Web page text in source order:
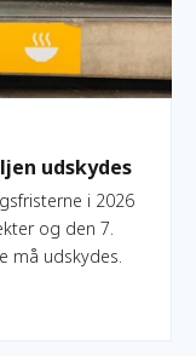
udskydes
i 2026
og den 7.
må udskydes.